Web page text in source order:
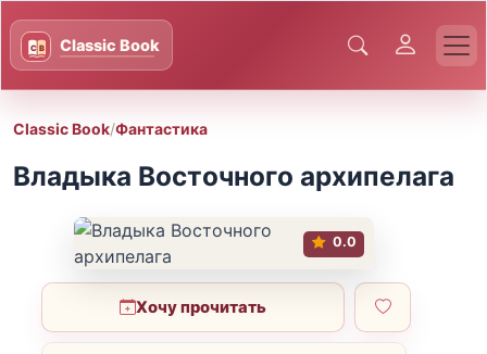
Classic Book/Фантастика
Владыка Восточного архипелага
0.0
Хочу прочитать